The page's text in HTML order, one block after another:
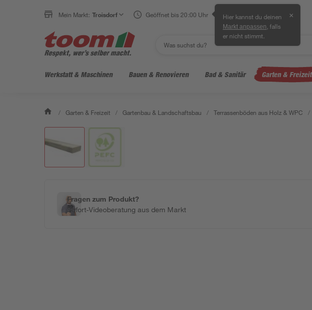
Mein Markt: Troisdorf Geöffnet bis 20:00 Uhr Hier kannst du deinen
Markt anpassen , falls
er nicht stimmt.
✕
Werkstatt & Maschinen Bauen & Renovieren Bad & Sanitär Garten & Freizeit
/ Garten & Freizeit / Gartenbau & Landschaftsbau / Terrassenböden aus Holz & WPC /
Fragen zum Produkt?
Sofort-Videoberatung aus dem Markt